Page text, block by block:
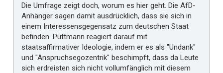
Die Umfrage zeigt doch, worum es hier geht. Die AfD-
Anhänger sagen damit ausdrücklich, dass sie sich in
einem Interessensgegensatz zum deutschen Staat
befinden. Püttmann reagiert darauf mit
staatsaffirmativer Ideologie, indem er es als "Undank"
und "Anspruchsegozentrik" beschimpft, dass da Leute
sich erdreisten sich nicht vollumfänglich mit diesem